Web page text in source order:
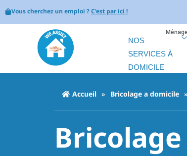
Vous cherchez un emploi ?C'est par ici !
NOS
SERVICES À
DOMICILE
Accueil » Bricolage a domicile »